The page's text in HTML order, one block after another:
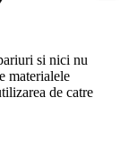
si nici nu
materialele
de catre